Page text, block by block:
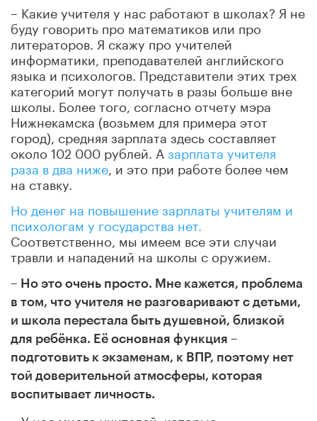
– Какие учителя у нас работают в школах? Я не
буду говорить про математиков или про
литераторов. Я скажу про учителей
информатики, преподавателей английского
языка и психологов. Представители этих трех
категорий могут получать в разы больше вне
школы. Более того, согласно отчету мэра
Нижнекамска (возьмем для примера этот
город), средняя зарплата здесь составляет
около 102 000 рублей. А зарплата учителя
раза в два ниже , и это при работе более чем
на ставку.
Но денег на повышение зарплаты учителям и
психологам у государства нет.
Соответственно, мы имеем все эти случаи
травли и нападений на школы с оружием.
– Но это очень просто. Мне кажется, проблема
в том, что учителя не разговаривают с детьми,
и школа перестала быть душевной, близкой
для ребёнка. Её основная функция –
подготовить к экзаменам, к ВПР, поэтому нет
той доверительной атмосферы, которая
воспитывает личность.